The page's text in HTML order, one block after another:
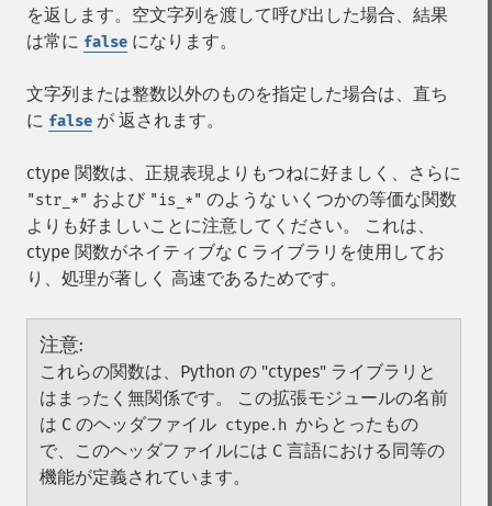
を返します。空文字列を渡して呼び出した場合、結果
は常に false になります。
文字列または整数以外のものを指定した場合は、直ち
に false が 返されます。
ctype 関数は、正規表現よりもつねに好ましく、さらに
"str_*" および "is_*" のような いくつかの等価な関数
よりも好ましいことに注意してください。 これは、
ctype 関数がネイティブな C ライブラリを使用してお
り、処理が著しく 高速であるためです。
注意:
これらの関数は、Python の "ctypes" ライブラリと
はまったく無関係です。 この拡張モジュールの名前
は C のヘッダファイル ctype.h からとったもの
で、このヘッダファイルには C 言語における同等の
機能が定義されています。